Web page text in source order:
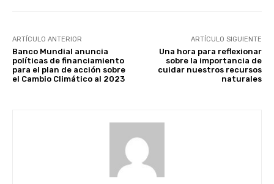
ARTÍCULO ANTERIOR
Banco Mundial anuncia
políticas de financiamiento
para el plan de acción sobre
el Cambio Climático al 2023
ARTÍCULO SIGUIENTE
Una hora para reflexionar
sobre la importancia de
cuidar nuestros recursos
naturales